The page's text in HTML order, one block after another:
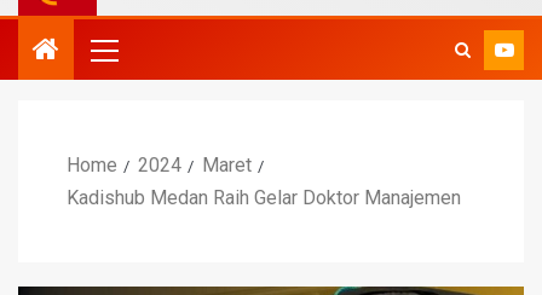
Home 2024
Maret
Kadishub Medan Raih Gelar Doktor Manajemen